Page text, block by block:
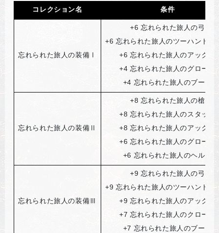
コレクション名 条件
忘れられた旅人の装備Ⅰ
+6忘れられた旅人の弓
+6忘れられた旅人のツーハンドソ
+6忘れられた旅人のアックス
+4忘れられた旅人のグローブ
+4 忘れられた旅人のブーツ
忘れられた旅人の装備Ⅱ
+8忘れられた旅人の槍
+8忘れられた旅人のスタッフ
+8忘れられた旅人のアックス
+6忘れられた旅人のグローブ
+6 忘れられた旅人のヘルム
忘れられた旅人の装備Ⅲ
+9忘れられた旅人の弓
+9忘れられた旅人のツーハンドソ
+9忘れられた旅人のアックス
+7忘れられた旅人のクローク
+7 忘れられた旅人のブーツ